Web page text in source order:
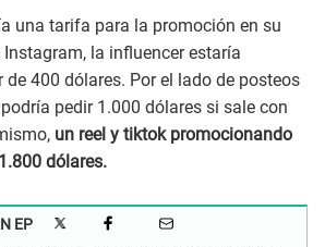
una tarifa para la promoción en su
la influencer estaría
de 400 dólares. Por el lado de posteos
pedir 1.000 dólares si sale con
un reel y tiktok promocionando
dólares.
EP